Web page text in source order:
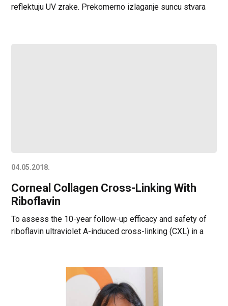
reflektuju UV zrake. Prekomerno izlaganje suncu stvara
04.05.2018.
Corneal Collagen Cross-Linking With
Riboflavin
To assess the 10-year follow-up efficacy and safety of
riboflavin ultraviolet A-induced cross-linking (CXL) in a